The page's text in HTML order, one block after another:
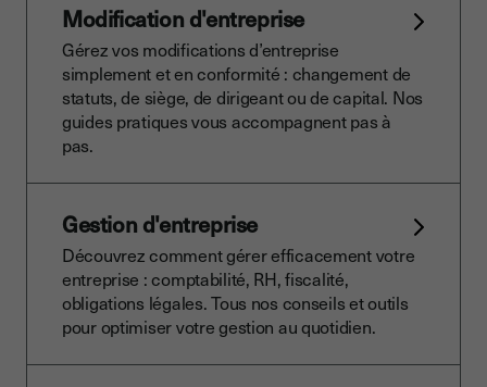
Modification d'entreprise
Gérez vos modifications d’entreprise
simplement et en conformité : changement de
statuts, de siège, de dirigeant ou de capital. Nos
guides pratiques vous accompagnent pas à
pas.
Gestion d'entreprise
Découvrez comment gérer efficacement votre
entreprise : comptabilité, RH, fiscalité,
obligations légales. Tous nos conseils et outils
pour optimiser votre gestion au quotidien.